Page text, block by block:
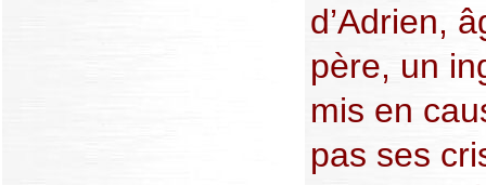
d’Adrien,
père, un
mis en
pas ses